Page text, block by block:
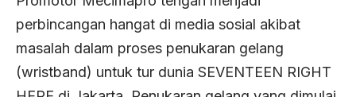
perbincangan hangat di media sosial akibat
masalah dalam proses penukaran gelang
(wristband) untuk tur dunia SEVENTEEN RIGHT